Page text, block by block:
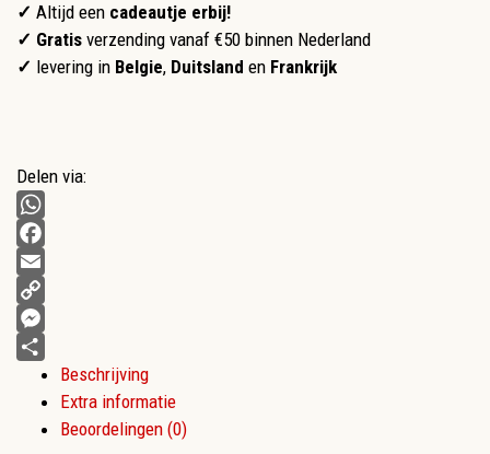
✓ Altijd een cadeautje erbij!
✓ Gratis verzending vanaf €50 binnen Nederland
✓ levering in Belgie, Duitsland en Frankrijk
Delen via:
WhatsApp
Facebook
Email
Copy
Link
Messenger
Delen
Beschrijving
Extra informatie
Beoordelingen (0)